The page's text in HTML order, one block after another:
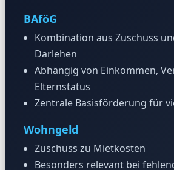
BAföG
Kombination aus Zuschuss
Darlehen
Abhängig von Einkommen,
Elternstatus
Zentrale Basisförderung für
Wohngeld
Zuschuss zu Mietkosten
Besonders relevant bei